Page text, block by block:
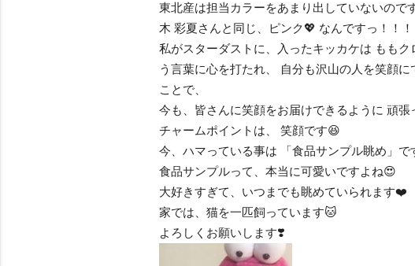
東北産は担当カラーをあまり出していないので
木 彩夏さんと同じ、ピンク💖 なんですっ！！！
私がスターダストに、入ったキッカケは もも
う言葉に心を打たれ、 自分も沢山の人を笑顔
ことで、
今も、皆さんに笑顔をお届けできるように 頑張
チャームポイントは、 笑顔です😆
今、ハマっている事は 「食品サンプル眺め」で
食品サンプルって、本当に可愛いですよね😍
大好きすぎて、いつまでも眺めていられます❤️
家では、猫を一匹飼っています🐱
よろしくお願いします❣️